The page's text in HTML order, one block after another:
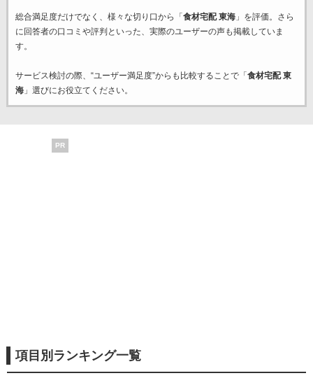
総合満足度だけでなく、様々な切り口から「 食材宅配 東海」を評価。さら
に回答者の口コミや評判といった、実際のユーザーの声も掲載していま
す。
サービス検討の際、“ユーザー満足度”からも比較することで「 食材宅配 東
海」選びにお役立てください。
PR
項目別ランキング一覧